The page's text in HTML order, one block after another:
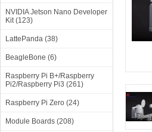
NVIDIA Jetson Nano Developer
Kit (123)
LattePanda (38)
BeagleBone (6)
Raspberry Pi B+/Raspberry
Pi2/Raspberry Pi3 (261)
Raspberry Pi Zero (24)
Module Boards (208)